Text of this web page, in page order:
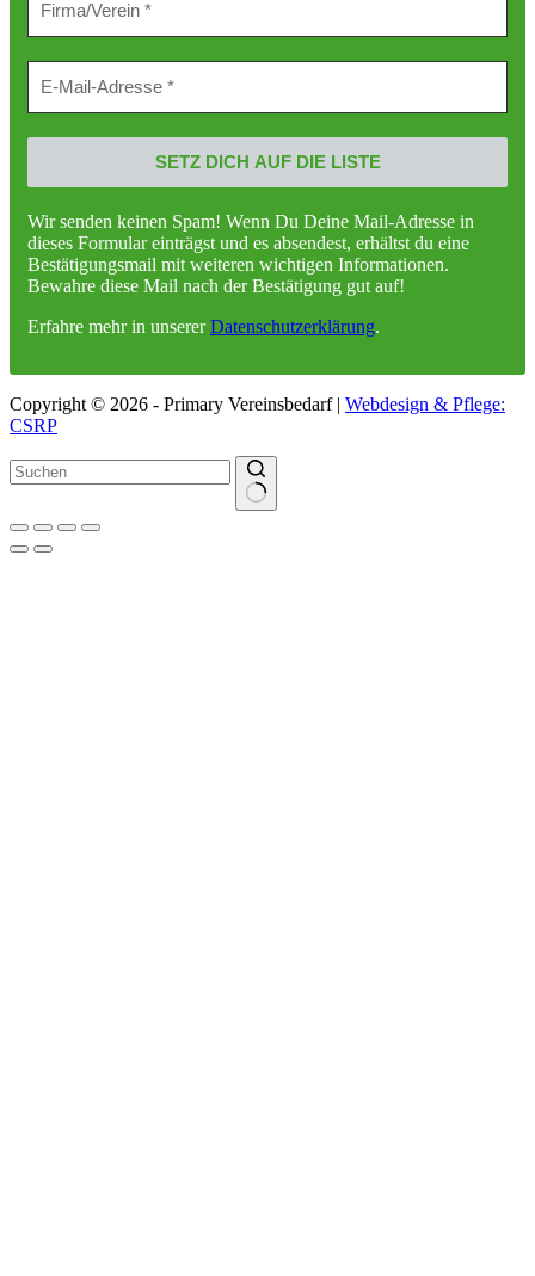
Wir senden keinen Spam! Wenn Du Deine Mail-Adresse in
dieses Formular einträgst und es absendest, erhältst du eine
Bestätigungsmail mit weiteren wichtigen Informationen.
Bewahre diese Mail nach der Bestätigung gut auf!
Erfahre mehr in unsererDatenschutzerklärung.
Copyright © 2026 - Primary Vereinsbedarf | Webdesign & Pflege:
CSRP
Keine
Ergebnisse